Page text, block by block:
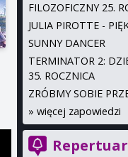
FILOZOFICZNY 25.
JULIA PIROTTE -
SUNNY DANCER
TERMINATOR 2:
35. ROCZNICA
ZRÓBMY SOBIE
» więcej zapowiedzi